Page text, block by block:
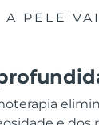
PELE VAI